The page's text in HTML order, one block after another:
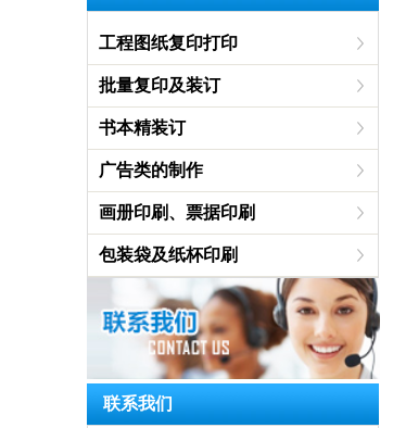
工程图纸复印打印
批量复印及装订
书本精装订
广告类的制作
画册印刷、票据印刷
包装袋及纸杯印刷
联系我们